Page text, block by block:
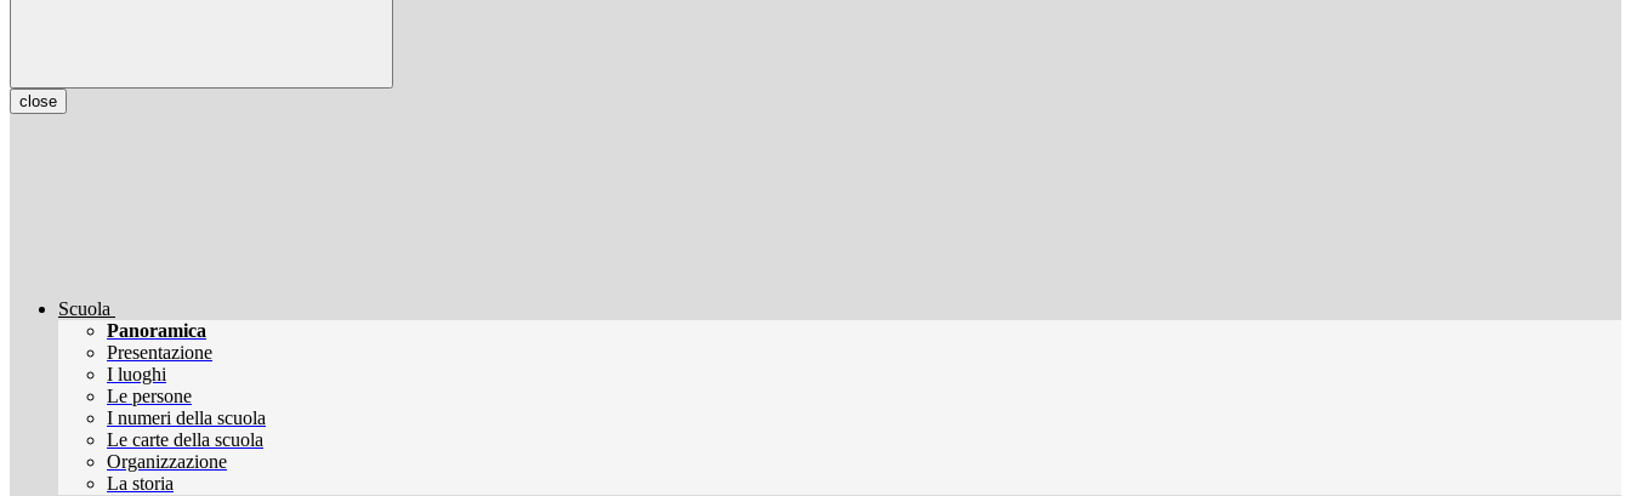
close
Scuola
Panoramica
Presentazione
I luoghi
Le persone
I numeri della scuola
Le carte della scuola
Organizzazione
La storia